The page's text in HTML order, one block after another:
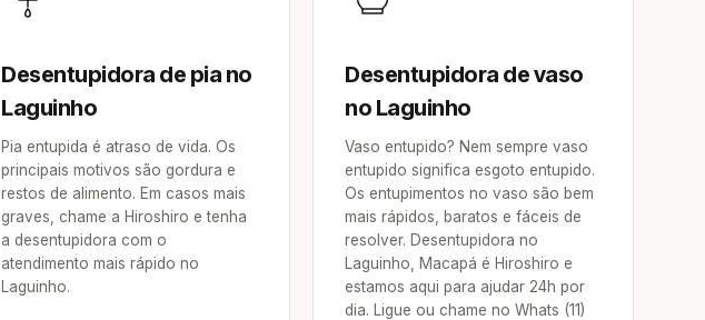
Desentupidora de pia no
Laguinho
Pia entupida é atraso de vida. Os
principais motivos são gordura e
restos de alimento. Em casos mais
graves, chame a Hiroshiro e tenha
a desentupidora com o
atendimento mais rápido no
Laguinho.
Desentupidora de vaso
no Laguinho
Vaso entupido? Nem sempre vaso
entupido significa esgoto entupido.
Os entupimentos no vaso são bem
mais rápidos, baratos e fáceis de
resolver. Desentupidora no
Laguinho, Macapá é Hiroshiro e
estamos aqui para ajudar 24h por
dia. Ligue ou chame no Whats (11)